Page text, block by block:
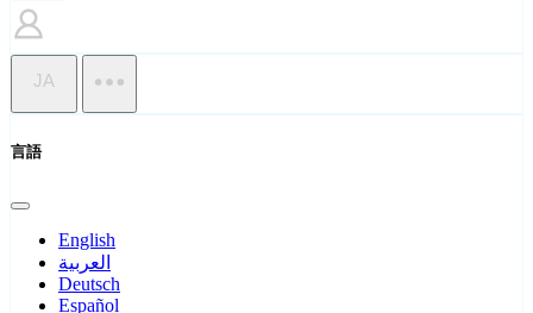
JA
言語
English
العربية
Deutsch
Español